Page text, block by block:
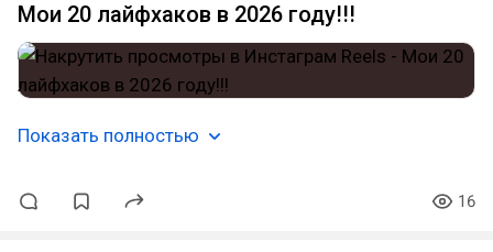
Мои 20 лайфхаков в 2026 году!!!
Показать полностью
16